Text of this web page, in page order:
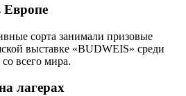
Европе
сорта занимали призовые
выставке «BUDWEIS» среди
всего мира.
лагерах